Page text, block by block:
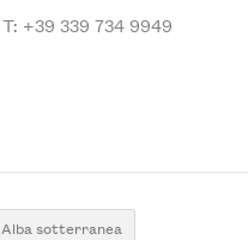
T: +39 339 734 9949
Alba sotterranea